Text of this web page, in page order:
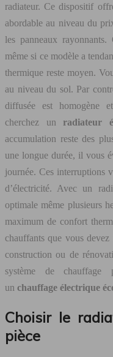
radiateur. Ce dispositif
abordable au niveau du
les panneaux
même si ce modèle a
thermique reste moyen.
au niveau du sol. Par
diffusée est homogène
cherchez un radiateur
accumulation reste des
une longue durée, il vous
journée. Ces interruptions
d’électricité. Avec un
optimale même plusieurs
maximum de confort
chauffants que vous
construction ou de
système de chauffage
un chauffage électrique
Choisir le
pièce